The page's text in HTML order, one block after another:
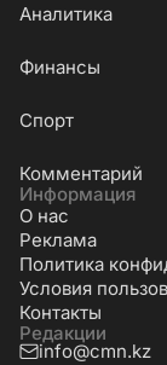
Аналитика
Финансы
Cпорт
Комментарий
Информация
О нас
Реклама
Политика
Условия
Контакты
Редакции
info@cmn.kz